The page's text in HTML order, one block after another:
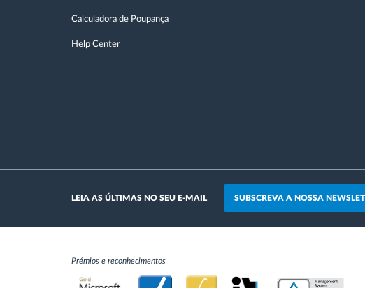
Calculadora de Poupança
Help Center
LEIA AS ÚLTIMAS NO SEU E-MAIL SUBSCREVA A NOSSA
Prémios e reconhecimentos